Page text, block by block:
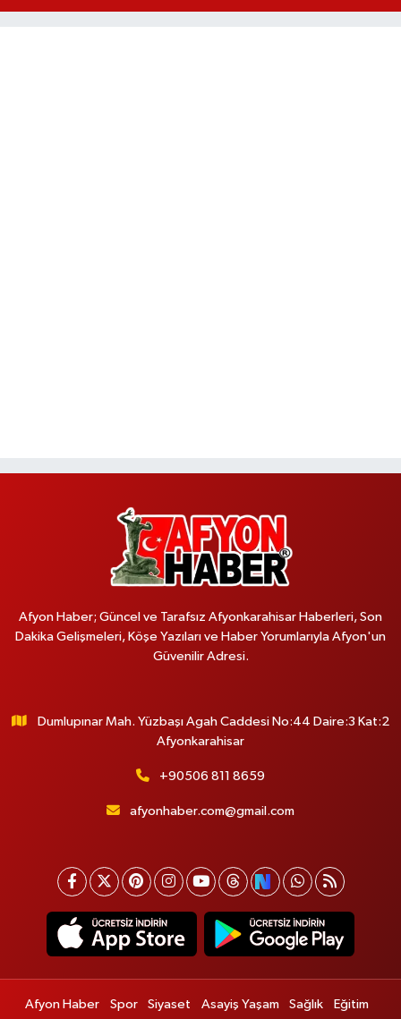
Afyon Haber; Güncel ve Tarafsız Afyonkarahisar Haberleri, Son
Dakika Gelişmeleri, Köşe Yazıları ve Haber Yorumlarıyla Afyon'un
Güvenilir Adresi.
Dumlupınar Mah. Yüzbaşı Agah Caddesi No:44 Daire:3 Kat:2
Afyonkarahisar
+90506 811 8659
afyonhaber.com@gmail.com
Afyon Haber Spor Siyaset Asayiş Yaşam Sağlık
Eğitim